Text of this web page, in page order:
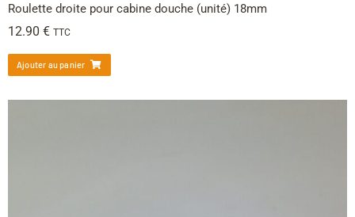
Roulette droite pour cabine douche (unité) 18mm
12.90 € TTC
Ajouter au panier